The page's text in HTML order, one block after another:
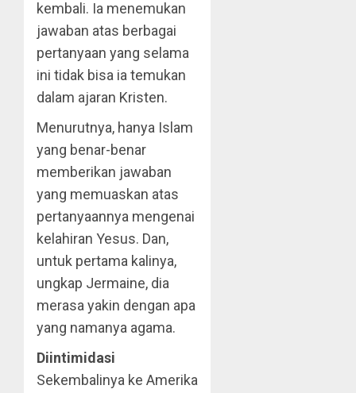
kembali. Ia menemukan
jawaban atas berbagai
pertanyaan yang selama
ini tidak bisa ia temukan
dalam ajaran Kristen.
Menurutnya, hanya Islam
yang benar-benar
memberikan jawaban
yang memuaskan atas
pertanyaannya mengenai
kelahiran Yesus. Dan,
untuk pertama kalinya,
ungkap Jermaine, dia
merasa yakin dengan apa
yang namanya agama.
Diintimidasi
Sekembalinya ke Amerika